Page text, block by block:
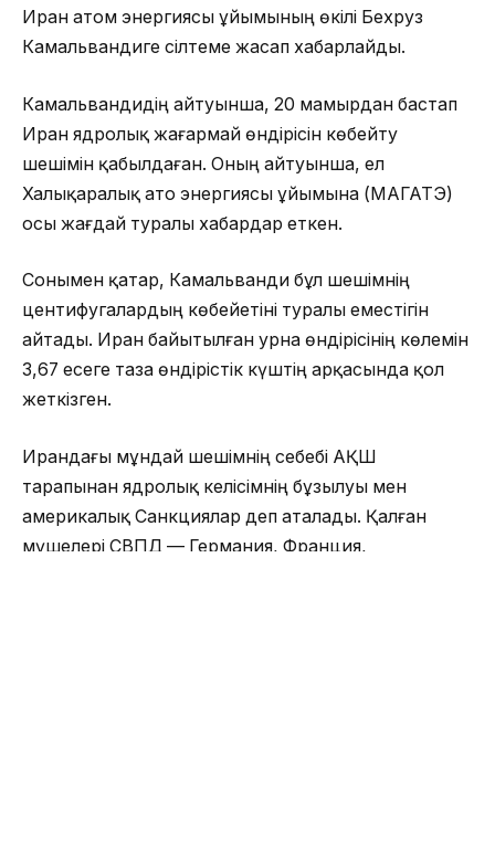
Иран атом энергиясы ұйымының өкілі Бехруз
Камальвандиге сілтеме жасап хабарлайды.
Камальвандидің айтуынша, 20 мамырдан бастап
Иран ядролық жағармай өндірісін көбейту
шешімін қабылдаған. Оның айтуынша, ел
Халықаралық ато энергиясы ұйымына (МАГАТЭ)
осы жағдай туралы хабардар еткен.
Сонымен қатар, Камальванди бұл шешімнің
центифугалардың көбейетіні туралы еместігін
айтады. Иран байытылған урна өндірісінің көлемін
3,67 есеге таза өндірістік күштің арқасында қол
жеткізген.
Ирандағы мұндай шешімнің себебі АҚШ
тарапынан ядролық келісімнің бұзылуы мен
америкалық Санкциялар деп аталады. Қалған
мүшелері СВПД — Германия, Франция,